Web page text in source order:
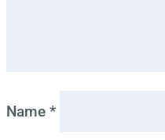
Name *